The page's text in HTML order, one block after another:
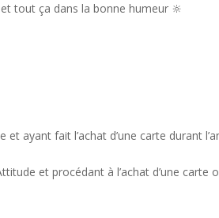
tout ça dans la bonne humeur 🔆
ayant fait l’achat d’une carte durant
et procédant à l’achat d’une carte